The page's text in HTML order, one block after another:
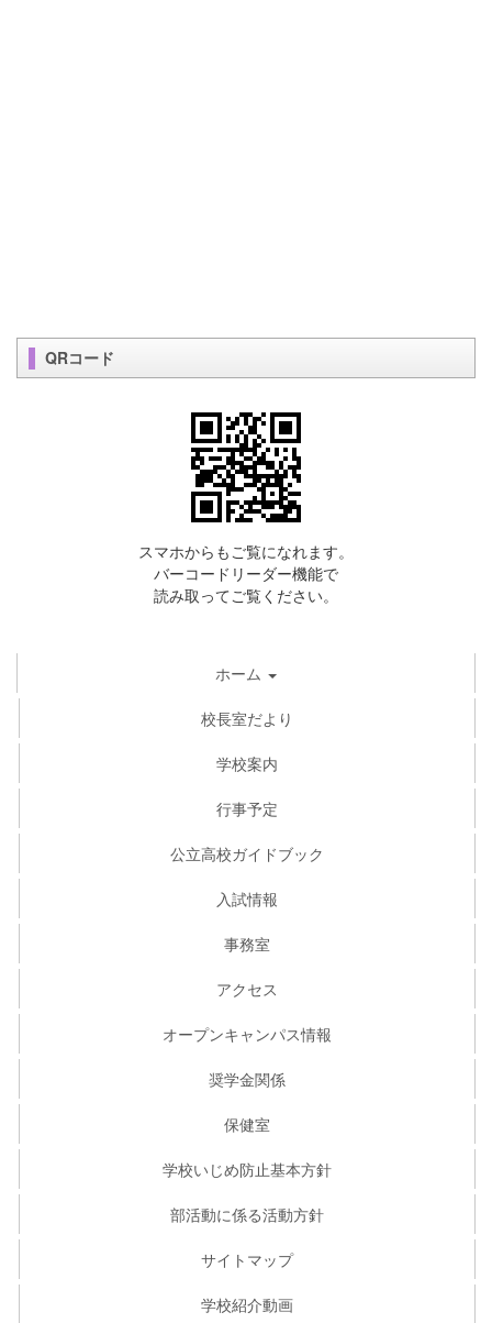
QRコード
スマホからもご覧になれます。
バーコードリーダー機能で
読み取ってご覧ください。
ホーム
校長室だより
学校案内
行事予定
公立高校ガイドブック
入試情報
事務室
アクセス
オープンキャンパス情報
奨学金関係
保健室
学校いじめ防止基本方針
部活動に係る活動方針
サイトマップ
学校紹介動画